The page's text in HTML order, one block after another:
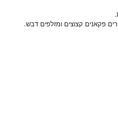
פקאנים קצוצים ומזלפים דבש.